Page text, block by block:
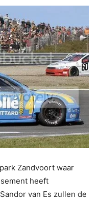
Zandvoort waar
heeft
van Es zullen de